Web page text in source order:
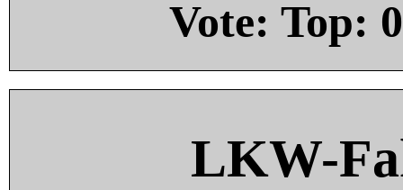
Vote: Top: 0
LKW-